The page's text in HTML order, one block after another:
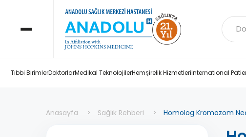
Tıbbi BirimlerDoktorlarMedikal TeknolojilerHemşirelik HizmetleriInternational
Anasayfa Sağlık Rehberi Homolog Kromozom